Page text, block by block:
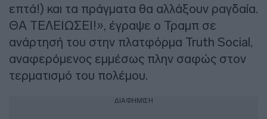
επτά!) και τα πράγματα θα αλλάξουν ραγδαία.
ΘΑ ΤΕΛΕΙΩΣΕΙ!», έγραψε ο Τραμπ σε
ανάρτησή του στην πλατφόρμα Truth Social,
αναφερόμενος εμμέσως πλην σαφώς στον
τερματισμό του πολέμου.
ΔΙΑΦΗΜΙΣΗ